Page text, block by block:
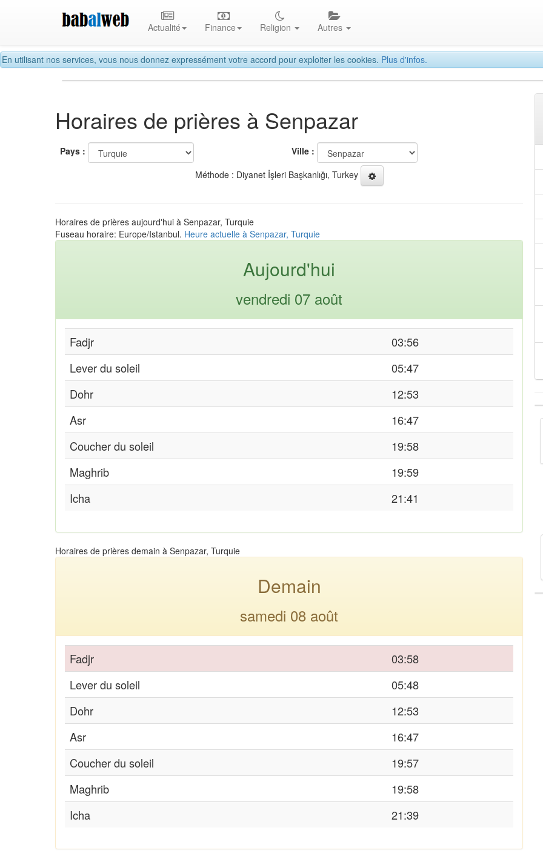
En utilisant nos services, vous nous donnez expressément votre accord pour exploiter les cookies. Plus d'infos.
Actualité Finance Religion Autres
Horaires de prières à Senpazar
Pays :
Ville :
Méthode : Diyanet İşleri Başkanlığı, Turkey
Horaires de prières aujourd'hui à Senpazar, Turquie
Fuseau horaire: Europe/Istanbul. Heure actuelle à Senpazar, Turquie
Aujourd'hui
vendredi 07 août
Fadjr
03:56
Lever du soleil
05:47
Dohr
12:53
Asr
16:47
Coucher du soleil
19:58
Maghrib
19:59
Icha
21:41
Horaires de prières demain à Senpazar, Turquie
Demain
samedi 08 août
Fadjr
03:58
Lever du soleil
05:48
Dohr
12:53
Asr
16:47
Coucher du soleil
19:57
Maghrib
19:58
Icha
21:39